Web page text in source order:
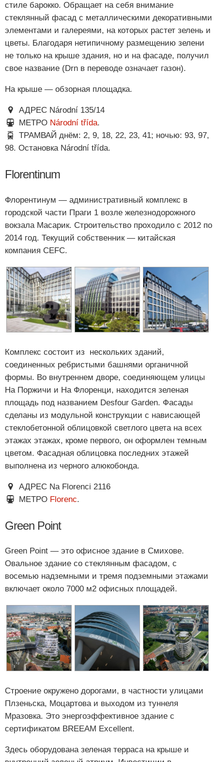
стиле барокко. Обращает на себя внимание
стеклянный фасад с металлическими декоративными
элементами и галереями, на которых растет зелень и
цветы. Благодаря нетипичному размещению зелени
не только на крыше здания, но и на фасаде, получил
свое название (Drn в переводе означает газон).
На крыше — обзорная площадка.
АДРЕС Národní 135/14
МЕТРО Národní třída.
ТРАМВАЙ днём: 2, 9, 18, 22, 23, 41; ночью: 93, 97,
98. Остановка Národní třída.
Florentinum
Флорентинум — административный комплекс в
городской части Праги 1 возле железнодорожного
вокзала Масарик. Строительство проходило с 2012 по
2014 год. Текущий собственник — китайская
компания CEFC.
Комплекс состоит из нескольких зданий,
соединенных ребристыми башнями органичной
формы. Во внутреннем дворе, соединяющем улицы
На Поржичи и На Флоренци, находится зеленая
площадь под названием Desfour Garden. Фасады
сделаны из модульной конструкции с нависающей
стеклобетонной облицовкой светлого цвета на всех
этажах этажах, кроме первого, он оформлен темным
цветом. Фасадная облицовка последних этажей
выполнена из черного алюкобонда.
АДРЕС Na Florenci 2116
МЕТРО Florenc.
Green Point
Green Point — это офисное здание в Смихове.
Овальное здание со стеклянным фасадом, с
восемью надземными и тремя подземными этажами
включает около 7000 м2 офисных площадей.
Строение окружено дорогами, в частности улицами
Плзеньска, Моцартова и выходом из туннеля
Мразовка. Это энергоэффективное здание с
сертификатом BREEAM Excellent.
Здесь оборудована зеленая терраса на крыше и